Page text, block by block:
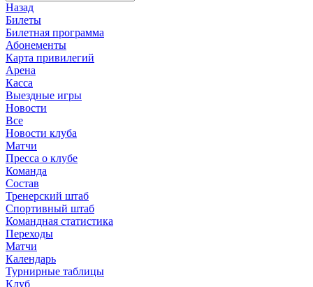
Назад
Билеты
Билетная программа
Абонементы
Карта привилегий
Арена
Касса
Выездные игры
Новости
Все
Новости клуба
Матчи
Пресса о клубе
Команда
Состав
Тренерский штаб
Спортивный штаб
Командная статистика
Переходы
Матчи
Календарь
Турнирные таблицы
Клуб